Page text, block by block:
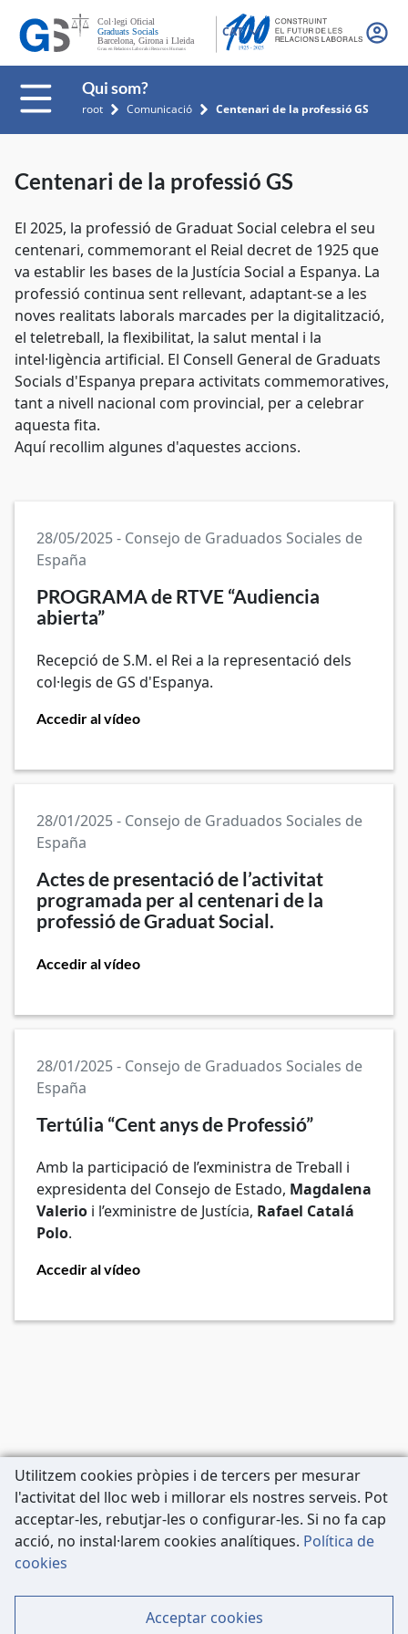
CAT
Qui som?
root Comunicació Centenari de la professió GS
Centenari de la professió GS
El 2025, la professió de Graduat Social celebra el seu
centenari, commemorant el Reial decret de 1925 que
va establir les bases de la Justícia Social a Espanya. La
professió continua sent rellevant, adaptant-se a les
noves realitats laborals marcades per la digitalització,
el teletreball, la flexibilitat, la salut mental i la
intel·ligència artificial. El Consell General de Graduats
Socials d'Espanya prepara activitats commemoratives,
tant a nivell nacional com provincial, per a celebrar
aquesta fita.
Aquí recollim algunes d'aquestes accions.
28/05/2025 - Consejo de Graduados Sociales de
España
PROGRAMA de RTVE “Audiencia
abierta”
Recepció de S.M. el Rei a la representació dels
col·legis de GS d'Espanya.
Accedir al vídeo
28/01/2025 - Consejo de Graduados Sociales de
España
Actes de presentació de l’activitat
programada per al centenari de la
professió de Graduat Social.
Accedir al vídeo
28/01/2025 - Consejo de Graduados Sociales de
España
Tertúlia “Cent anys de Professió”
Amb la participació de l’exministra de Treball i
expresidenta del Consejo de Estado, Magdalena
Valerio i l’exministre de Justícia, Rafael Catalá
Polo.
Accedir al vídeo
Carrer de Còrsega, 227
Tel: 933 63 33 80
Utilitzem cookies pròpies i de tercers per mesurar
l'activitat del lloc web i millorar els nostres serveis. Pot
acceptar-les, rebutjar-les o configurar-les. Si no fa cap
acció, no instal·larem cookies analítiques. Política de
cookies
Acceptar cookies